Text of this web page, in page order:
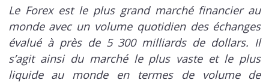
Le Forex est le plus grand marché financier au
monde avec un volume quotidien des échanges
évalué à près de 5 300 milliards de dollars. Il
s’agit ainsi du marché le plus vaste et le plus
liquide au monde en termes de volume de